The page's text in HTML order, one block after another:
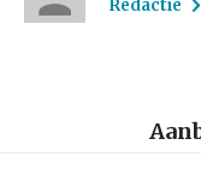
Redactie